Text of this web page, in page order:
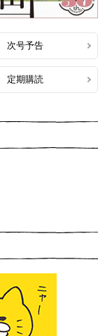
次号予告
定期購読